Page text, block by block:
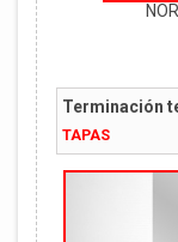
Terminación
TAPAS